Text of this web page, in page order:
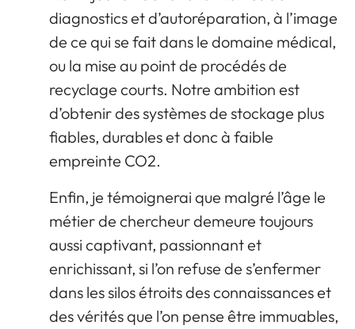
diagnostics et d’autoréparation, à l’image
de ce qui se fait dans le domaine médical,
ou la mise au point de procédés de
recyclage courts. Notre ambition est
d’obtenir des systèmes de stockage plus
fiables, durables et donc à faible
empreinte CO2.
Enfin, je témoignerai que malgré l’âge le
métier de chercheur demeure toujours
aussi captivant, passionnant et
enrichissant, si l’on refuse de s’enfermer
dans les silos étroits des connaissances et
des vérités que l’on pense être immuables,